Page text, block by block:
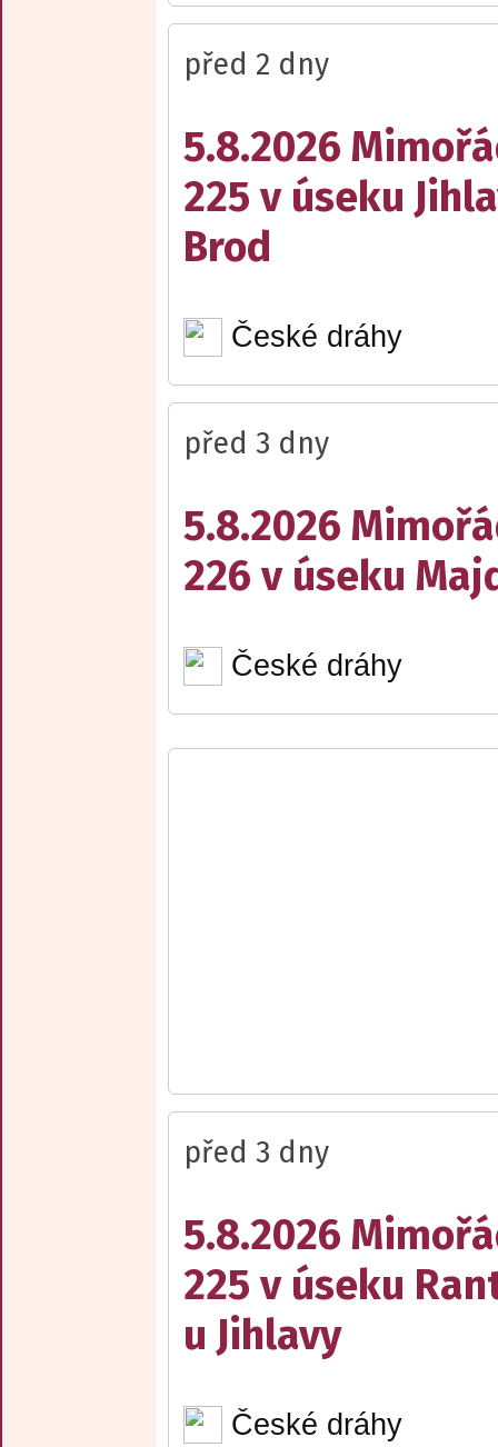
před 2 dny
5.8.2026
225 v úseku
Brod
České dráhy
před 3 dny
5.8.2026
226 v úseku
České dráhy
před 3 dny
5.8.2026
225 v úseku
u Jihlavy
České dráhy